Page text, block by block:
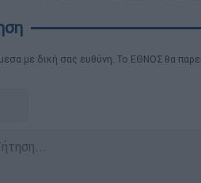
με δική σας ευθύνη. Το ΕΘΝΟΣ θα